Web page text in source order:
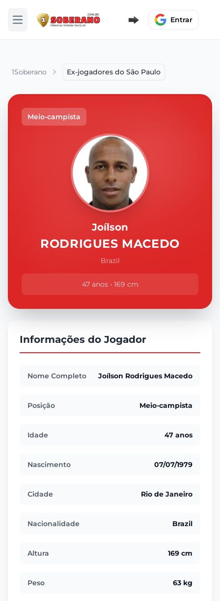
Abrir menu Entrar
1Soberano Ex-jogadores do São Paulo
Meio-campista
Joílson
RODRIGUES MACEDO
Brazil
47 anos • 169 cm
Informações do Jogador
Nome Completo Joílson Rodrigues Macedo
Posição Meio-campista
Idade 47 anos
Nascimento 07/07/1979
Cidade Rio de Janeiro
Nacionalidade Brazil
Altura 169 cm
Peso 63 kg